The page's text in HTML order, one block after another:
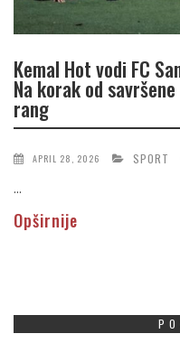
Kemal Hot vodi FC
Na korak od
rang
APRIL 28, 2026 SPORT
...
Opširnije